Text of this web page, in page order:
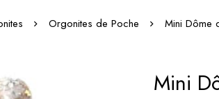
Orgonites de Poche Mini Dôme
Mini